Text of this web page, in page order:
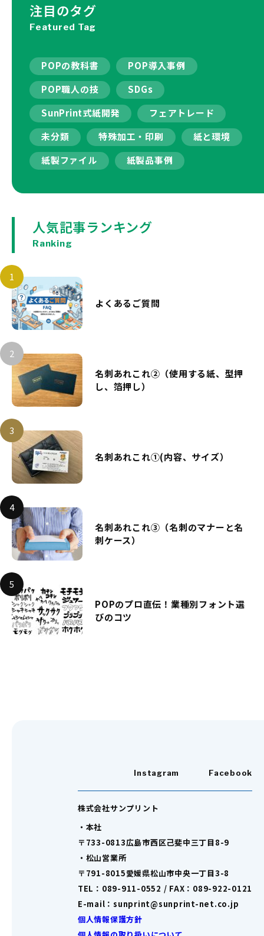
注目のタグ
Featured Tag
POPの教科書
POP導入事例
POP職人の技
SDGs
SunPrint式紙開発
フェアトレード
未分類
特殊加工・印刷
紙と環境
紙製ファイル
紙製品事例
人気記事ランキング
Ranking
よくあるご質問
名刺あれこれ②（使用する紙、型押
し、箔押し）
名刺あれこれ①(内容、サイズ）
名刺あれこれ③（名刺のマナーと名
刺ケース）
POPのプロ直伝！業種別フォント選
びのコツ
Instagram Facebook
株式会社サンプリント
・本社
〒733-0813広島市西区己斐中三丁目8-9
・松山営業所
〒791-8015愛媛県松山市中央一丁目3-8
TEL：089-911-0552 / FAX：089-922-0121
E-mail：sunprint@sunprint-net.co.jp
個人情報保護方針